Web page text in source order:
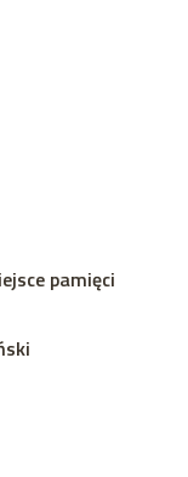
pamięci